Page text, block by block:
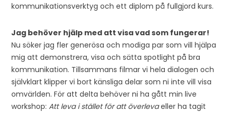
kommunikationsverktyg och ett diplom på fullgjord kurs.
Jag behöver hjälp med att visa vad som fungerar!
Nu söker jag fler generösa och modiga par som vill hjälpa
mig att demonstrera, visa och sätta spotlight på bra
kommunikation. Tillsammans filmar vi hela dialogen och
självklart klipper vi bort känsliga delar som ni inte vill visa
omvärlden. För att delta behöver ni ha gått min live
workshop:Att leva i stället för att överlevaeller ha tagit